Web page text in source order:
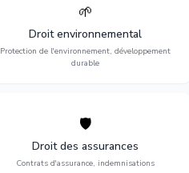
🌱
Droit environnemental
Protection de l'environnement, développement
durable
environnementale, litiges et
développement durable.
🛡️
Droit des assurances
Contrats d'assurance, indemnisations
Défense de vos intérêts : contrats
d'assurance, sinistres et indemnisations
optimales.